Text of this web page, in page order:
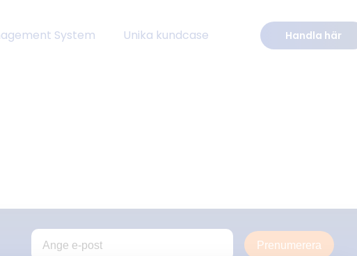
System Unika kundcase Handla här
Prenumerera